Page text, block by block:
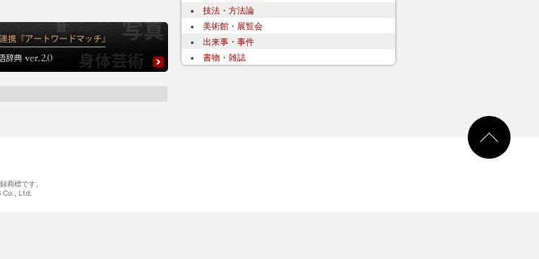
技法・方法論
美術館・展覧会
出来事・事件
書物・雑誌
商標です。
Ltd.